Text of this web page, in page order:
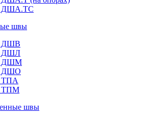
ДША.ТС
швы
ДШВ
ДШЛ
ДШМ
ДШО
ТПА
ТПМ
швы